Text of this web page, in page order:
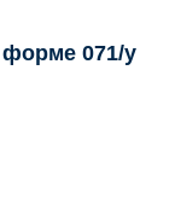
071/у